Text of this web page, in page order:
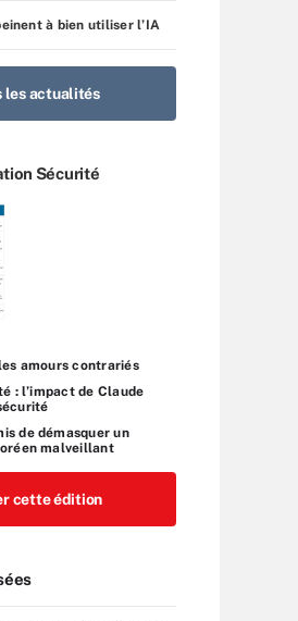
à bien utiliser l’IA
les actualités
Sécurité
amours contrariés
: l’impact de Claude
de démasquer un
malveillant
cette édition